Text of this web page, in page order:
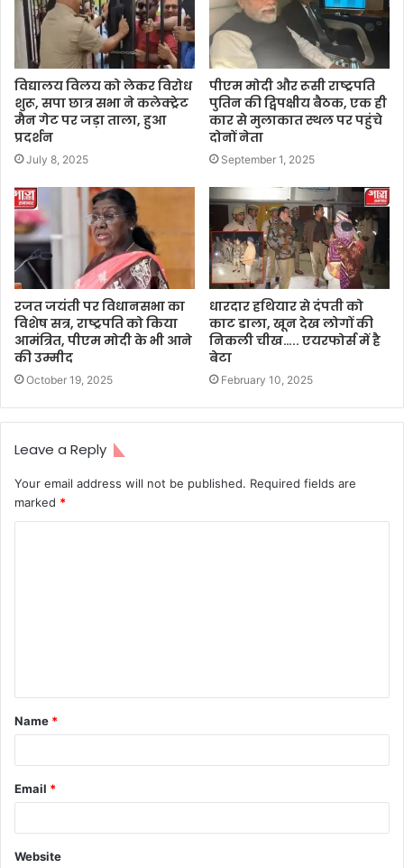
विद्यालय विलय को लेकर विरोध
शुरू, सपा छात्र सभा ने कलेक्ट्रेट
मैन गेट पर जड़ा ताला, हुआ
प्रदर्शन
July 8, 2025
पीएम मोदी और रूसी राष्ट्रपति
पुतिन की द्विपक्षीय बैठक, एक ही
कार से मुलाकात स्थल पर पहुंचे
दोनों नेता
September 1, 2025
रजत जयंती पर विधानसभा का
विशेष सत्र, राष्ट्रपति को किया
आमंत्रित, पीएम मोदी के भी आने
की उम्मीद
October 19, 2025
धारदार हथियार से दंपती को
काट डाला, खून देख लोगों की
निकली चीख….. एयरफोर्स में है
बेटा
February 10, 2025
Leave a Reply
Your email address will not be published. Required fields are
marked *
t
*
Name *
Email *
Website